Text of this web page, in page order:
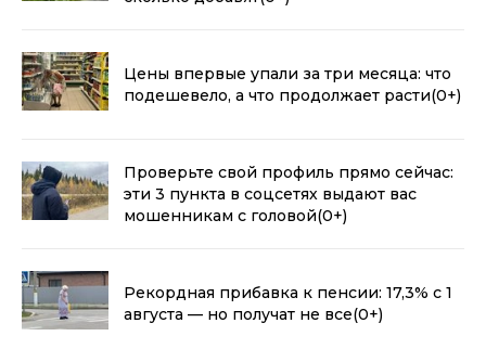
Цены впервые упали за три месяца: что
подешевело, а что продолжает расти(0+)
Проверьте свой профиль прямо сейчас:
эти 3 пункта в соцсетях выдают вас
мошенникам с головой(0+)
Рекордная прибавка к пенсии: 17,3% с 1
августа — но получат не все(0+)